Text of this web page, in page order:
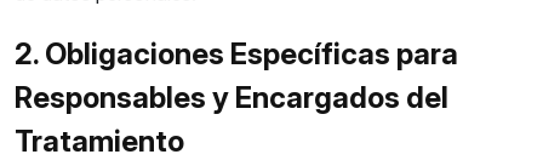
2. Obligaciones Específicas para
Responsables y Encargados del
Tratamiento